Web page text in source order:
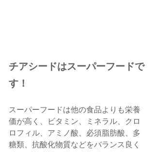
チアシードはスーパーフードで
す！
スーパーフードは他の食品よりも栄養
価が高く、ビタミン、ミネラル、クロ
ロフィル、アミノ酸、必須脂肪酸、多
糖類、抗酸化物質などをバランス良く